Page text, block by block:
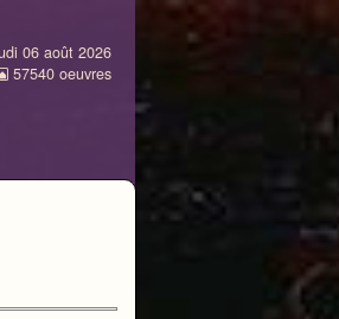
06 août 2026
57540 oeuvres